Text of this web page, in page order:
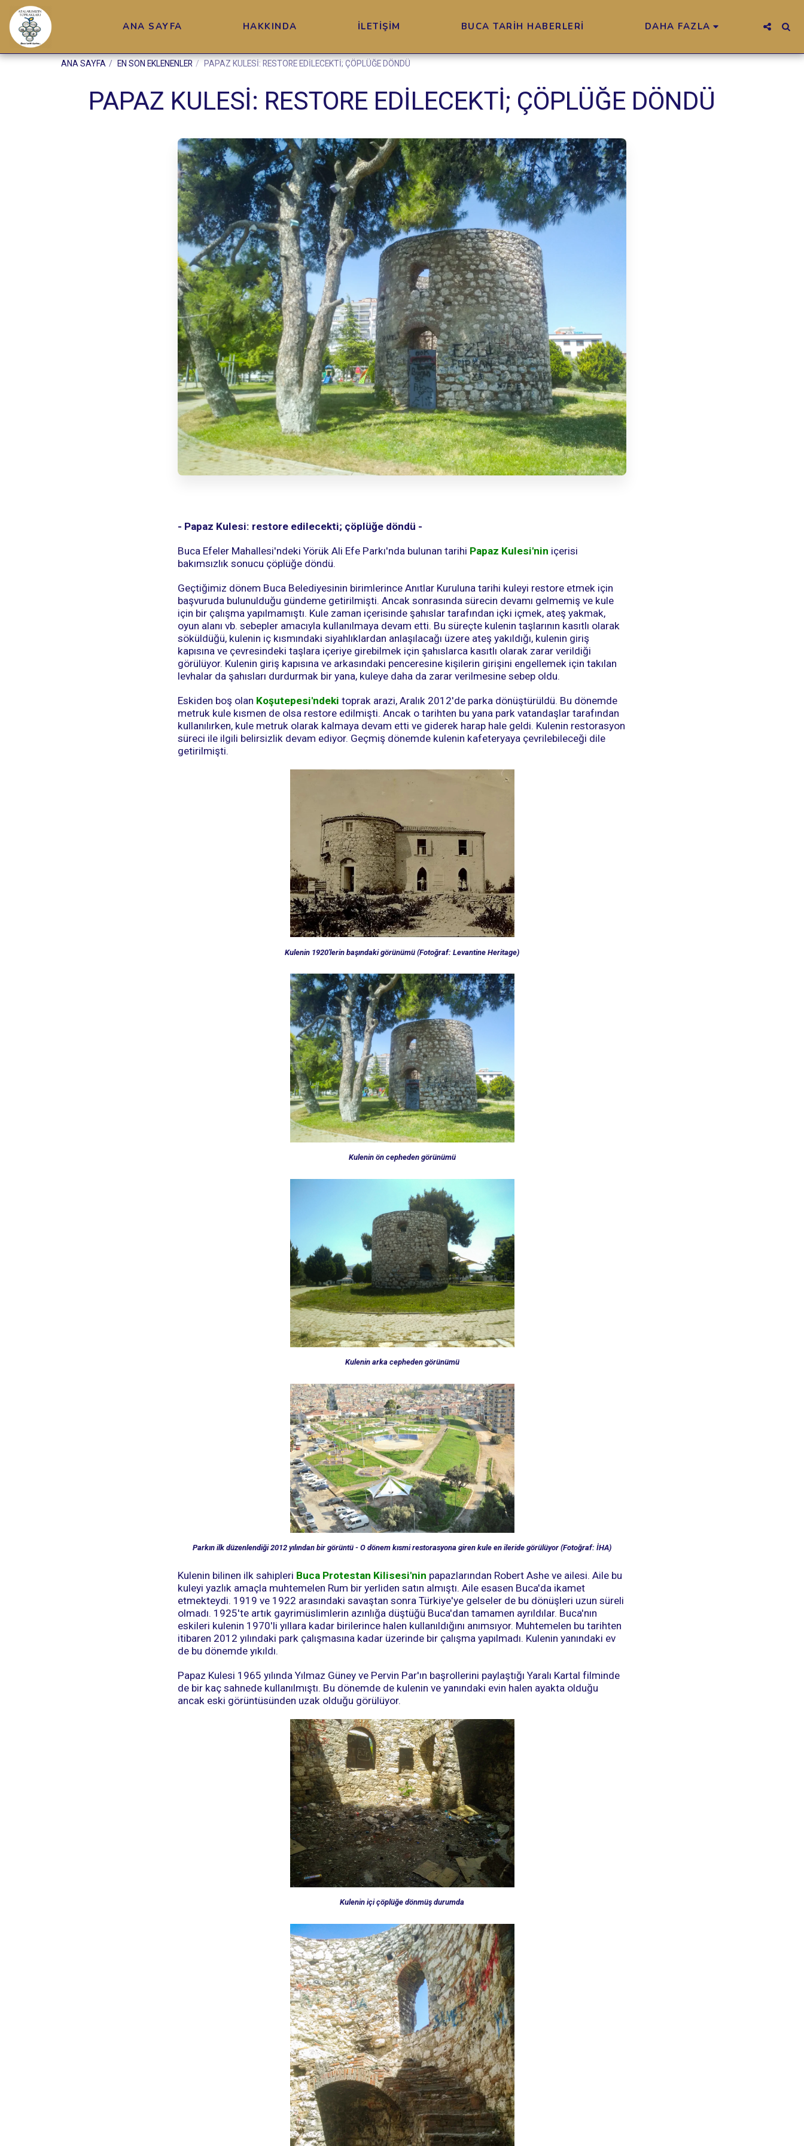
ANA SAYFA HAKKINDA İLETİŞİM BUCA TARİH HABERLERİ DAHA FAZLA
ANA SAYFA EN SON EKLENENLER PAPAZ KULESİ: RESTORE EDİLECEKTİ; ÇÖPLÜĞE DÖNDÜ
PAPAZ KULESİ: RESTORE EDİLECEKTİ; ÇÖPLÜĞE DÖNDÜ
- Papaz Kulesi: restore edilecekti; çöplüğe döndü -
Buca Efeler Mahallesi'ndeki Yörük Ali Efe Parkı'nda bulunan tarihi Papaz Kulesi'nin içerisi
bakımsızlık sonucu çöplüğe döndü.
Geçtiğimiz dönem Buca Belediyesinin birimlerince Anıtlar Kuruluna tarihi kuleyi restore etmek için
başvuruda bulunulduğu gündeme getirilmişti. Ancak sonrasında sürecin devamı gelmemiş ve kule
için bir çalışma yapılmamıştı. Kule zaman içerisinde şahıslar tarafından içki içmek, ateş yakmak,
oyun alanı vb. sebepler amacıyla kullanılmaya devam etti. Bu süreçte kulenin taşlarının kasıtlı olarak
söküldüğü, kulenin iç kısmındaki siyahlıklardan anlaşılacağı üzere ateş yakıldığı, kulenin giriş
kapısına ve çevresindeki taşlara içeriye girebilmek için şahıslarca kasıtlı olarak zarar verildiği
görülüyor. Kulenin giriş kapısına ve arkasındaki penceresine kişilerin girişini engellemek için takılan
levhalar da şahısları durdurmak bir yana, kuleye daha da zarar verilmesine sebep oldu.
Eskiden boş olan Koşutepesi'ndeki toprak arazi, Aralık 2012'de parka dönüştürüldü. Bu dönemde
metruk kule kısmen de olsa restore edilmişti. Ancak o tarihten bu yana park vatandaşlar tarafından
kullanılırken, kule metruk olarak kalmaya devam etti ve giderek harap hale geldi. Kulenin restorasyon
süreci ile ilgili belirsizlik devam ediyor. Geçmiş dönemde kulenin kafeteryaya çevrilebileceği dile
getirilmişti.
Kulenin 1920'lerin başındaki görünümü (Fotoğraf: Levantine Heritage)
Kulenin ön cepheden görünümü
Kulenin arka cepheden görünümü
Parkın ilk düzenlendiği 2012 yılından bir görüntü - O dönem kısmi restorasyona giren kule en ileride görülüyor (Fotoğraf: İHA)
Kulenin bilinen ilk sahipleri Buca Protestan Kilisesi'nin papazlarından Robert Ashe ve ailesi. Aile bu
kuleyi yazlık amaçla muhtemelen Rum bir yerliden satın almıştı. Aile esasen Buca'da ikamet
etmekteydi. 1919 ve 1922 arasındaki savaştan sonra Türkiye'ye gelseler de bu dönüşleri uzun süreli
olmadı. 1925'te artık gayrimüslimlerin azınlığa düştüğü Buca'dan tamamen ayrıldılar. Buca'nın
eskileri kulenin 1970'li yıllara kadar birilerince halen kullanıldığını anımsıyor. Muhtemelen bu tarihten
itibaren 2012 yılındaki park çalışmasına kadar üzerinde bir çalışma yapılmadı. Kulenin yanındaki ev
de bu dönemde yıkıldı.
Papaz Kulesi 1965 yılında Yılmaz Güney ve Pervin Par'ın başrollerini paylaştığı Yaralı Kartal filminde
de bir kaç sahnede kullanılmıştı. Bu dönemde de kulenin ve yanındaki evin halen ayakta olduğu
ancak eski görüntüsünden uzak olduğu görülüyor.
Kulenin içi çöplüğe dönmüş durumda